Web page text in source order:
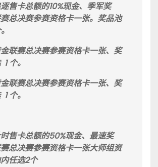
售卡总额的10%现金、季军奖
总决赛参赛资格卡一张。奖品池
联赛总决赛参赛资格卡一张、奖
个。
联赛总决赛参赛资格卡一张、奖
个。
售卡总额的50%现金、最速奖
总决赛参赛资格卡一张大师组资
任选2个